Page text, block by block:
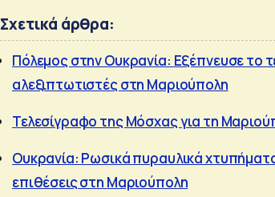
Σχετικά άρθρα:
Πόλεμος στην Ουκρανία: Εξέπνευσε το
αλεξιπτωτιστές στη Μαριούπολη
Τελεσίγραφο της Μόσχας για τη
Ουκρανία: Ρωσικά πυραυλικά χτυπήματα
επιθέσεις στη Μαριούπολη